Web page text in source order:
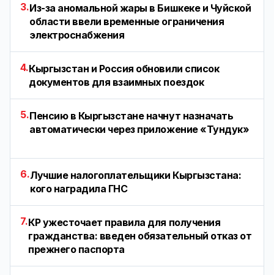
3.Из-за аномальной жары в Бишкеке и Чуйской
области ввели временные ограничения
электроснабжения
4.Кыргызстан и Россия обновили список
документов для взаимных поездок
5.Пенсию в Кыргызстане начнут назначать
автоматически через приложение «Тундук»
6.Лучшие налогоплательщики Кыргызстана:
кого наградила ГНС
7.КР ужесточает правила для получения
гражданства: введен обязательный отказ от
прежнего паспорта